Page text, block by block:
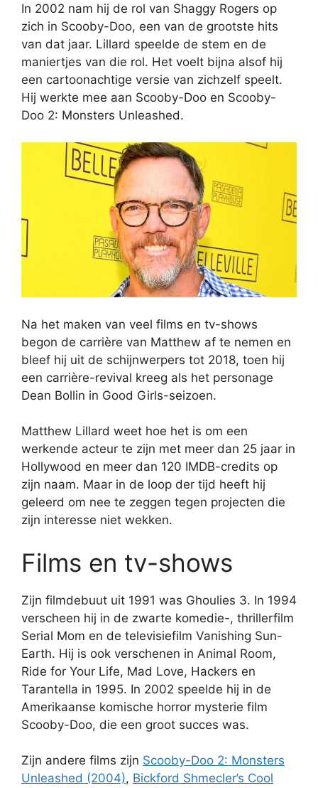
In 2002 nam hij de rol van Shaggy Rogers op
zich in Scooby-Doo, een van de grootste hits
van dat jaar. Lillard speelde de stem en de
maniertjes van die rol. Het voelt bijna alsof hij
een cartoonachtige versie van zichzelf speelt.
Hij werkte mee aan Scooby-Doo en Scooby-
Doo 2: Monsters Unleashed.
Na het maken van veel films en tv-shows
begon de carrière van Matthew af te nemen en
bleef hij uit de schijnwerpers tot 2018, toen hij
een carrière-revival kreeg als het personage
Dean Bollin in Good Girls-seizoen.
Matthew Lillard weet hoe het is om een
werkende acteur te zijn met meer dan 25 jaar in
Hollywood en meer dan 120 IMDB-credits op
zijn naam. Maar in de loop der tijd heeft hij
geleerd om nee te zeggen tegen projecten die
zijn interesse niet wekken.
Films en tv-shows
Zijn filmdebuut uit 1991 was Ghoulies 3. In 1994
verscheen hij in de zwarte komedie-, thrillerfilm
Serial Mom en de televisiefilm Vanishing Sun-
Earth. Hij is ook verschenen in Animal Room,
Ride for Your Life, Mad Love, Hackers en
Tarantella in 1995. In 2002 speelde hij in de
Amerikaanse komische horror mysterie film
Scooby-Doo, die een groot succes was.
Zijn andere films zijn Scooby-Doo 2: Monsters
Unleashed (2004), Bickford Shmecler’s Cool